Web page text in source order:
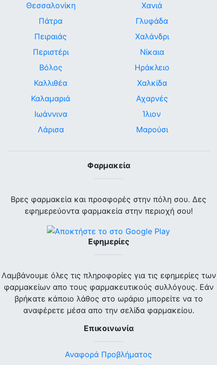
Θεσσαλονίκη
Πάτρα
Πειραιάς
Περιστέρι
Βόλος
Καλλιθέα
Καλαμαριά
Ιωάννινα
Λάρισα
Χανιά
Γλυφάδα
Χαλάνδρι
Νίκαια
Ηράκλειο
Χαλκίδα
Αχαρνές
Ίλιον
Μαρούσι
Φαρμακεία
Βρες φαρμακεία και προσφορές στην πόλη σου. Δες
εφημερεύοντα φαρμακεία στην περιοχή σου!
Εφημερίες
Λαμβάνουμε όλες τις πληροφορίες για τις εφημερίες των
φαρμακείων απο τους φαρμακευτικούς συλλόγους. Εάν
βρήκατε κάποιο λάθος στο ωράριο μπορείτε να το
αναφέρετε μέσα απο την σελίδα φαρμακείου.
Επικοινωνία
Αναφορά Προβλήματος